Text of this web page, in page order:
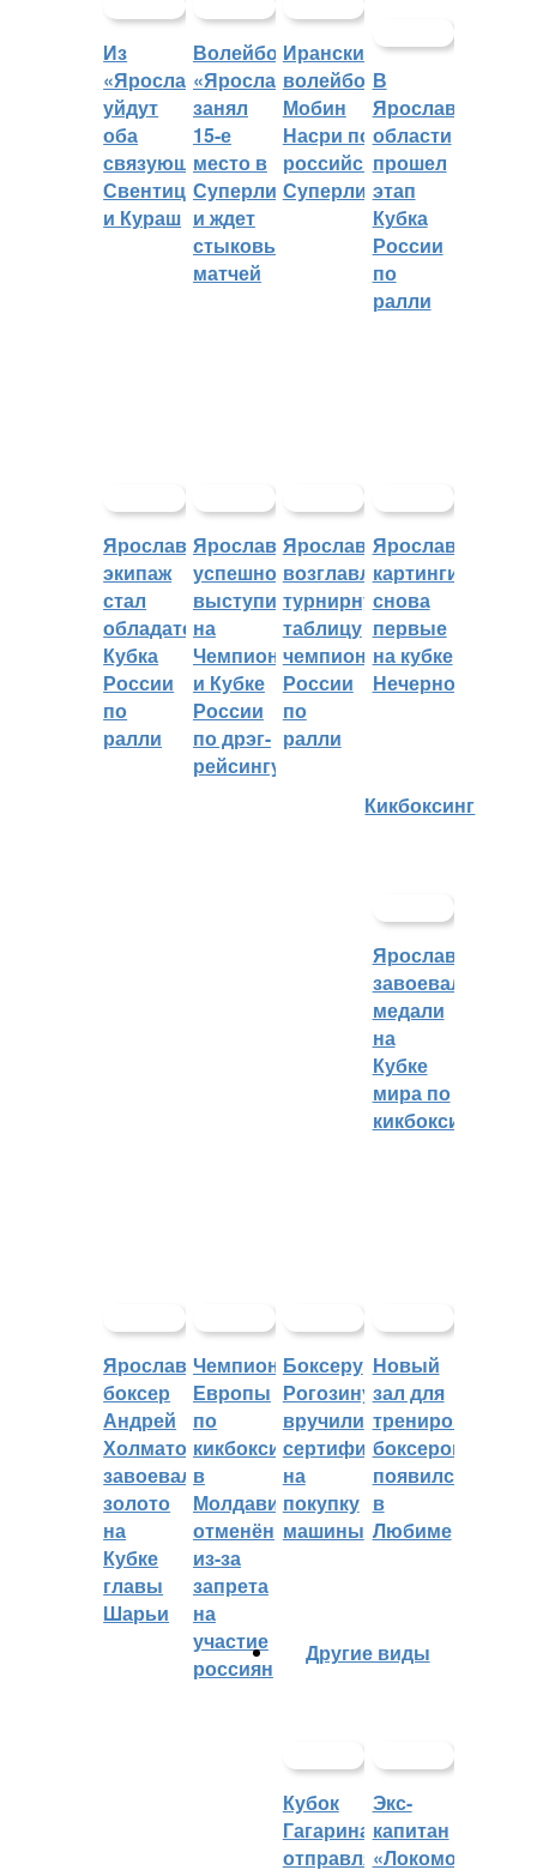
Из
«Ярославича»
уйдут
оба
связующих:
Свентицкис
и Кураш
Волейбольный
«Ярославич»
занял
15-е
место в
Суперлиге
и ждет
стыковых
матчей
Иранский
волейболист
Мобин
Насри покинет
российскую
Суперлигу
В
Ярославской
области
прошел
этап
Кубка
России
по
ралли
Ярославский
экипаж
стал
обладателем
Кубка
России
по
ралли
Ярославцы
успешно
выступили
на
Чемпионате
и Кубке
России
по дрэг-
рейсингу
Ярославцы
возглавляют
турнирную
таблицу
чемпионата
России
по
ралли
Ярославские
картингисты
снова
первые
на кубке
Нечерноземья
Кикбоксинг
Ярославцы
завоевали
медали
на
Кубке
мира по
кикбоксингу
Ярославский
боксер
Андрей
Холматов
завоевал
золото
на
Кубке
главы
Шарьи
Чемпионат
Европы
по
кикбоксингу
в
Молдавии
отменён
из-за
запрета
на
участие
россиян
Боксеру
Рогозину
вручили
сертификат
на
покупку
машины
Новый
зал для
тренировок
боксеров
появился
в
Любиме
Другие виды
Кубок
Гагарина
отправляется
Экс-
капитан
«Локомотива»